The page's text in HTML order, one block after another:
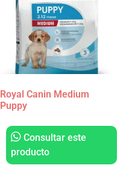
Royal Canin Medium
Puppy
Consultar este
producto